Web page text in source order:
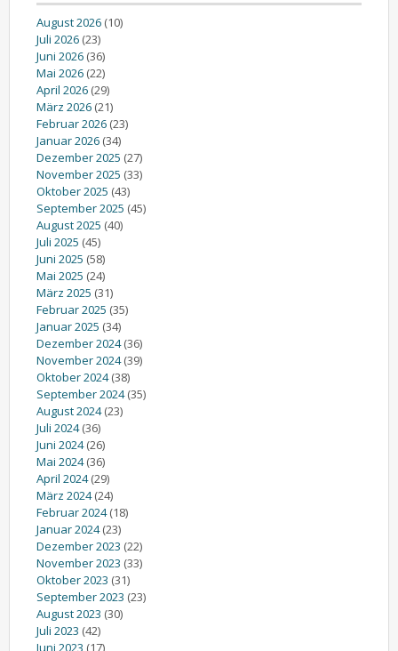
August 2026 (10)
Juli 2026 (23)
Juni 2026 (36)
Mai 2026 (22)
April 2026 (29)
März 2026 (21)
Februar 2026 (23)
Januar 2026 (34)
Dezember 2025 (27)
November 2025 (33)
Oktober 2025 (43)
September 2025 (45)
August 2025 (40)
Juli 2025 (45)
Juni 2025 (58)
Mai 2025 (24)
März 2025 (31)
Februar 2025 (35)
Januar 2025 (34)
Dezember 2024(36)
November 2024(39)
Oktober 2024(38)
September 2024(35)
August 2024(23)
Juli 2024(36)
Juni 2024(26)
Mai 2024(36)
April 2024(29)
März 2024(24)
Februar 2024(18)
Januar 2024(23)
Dezember 2023 (22)
November 2023 (33)
Oktober 2023 (31)
September 2023 (23)
August 2023 (30)
Juli 2023 (42)
Juni 2023 (17)